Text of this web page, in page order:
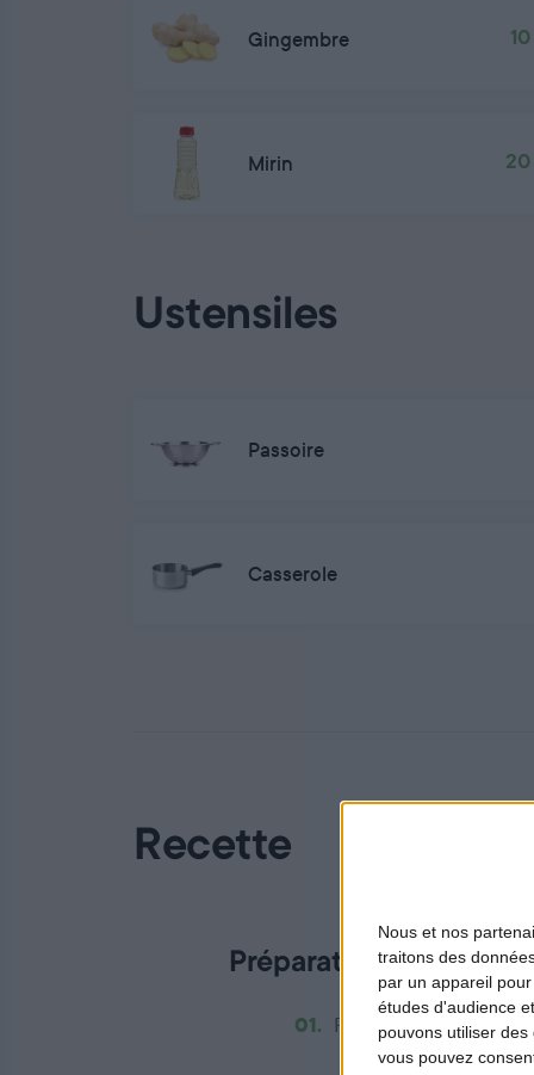
Nous et nos
traitons des
par un appareil
études d'audience
pouvons utiliser
vous pouvez
Gingembre
Mirin 20
Ustensiles
Passoire
Casserole
Recette
Préparation du canard
01. Faire un caramel